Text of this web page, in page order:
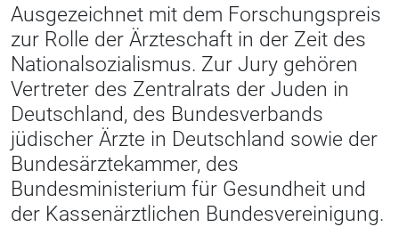
Ausgezeichnet mit dem Forschungspreis
zur Rolle der Ärzteschaft in der Zeit des
Nationalsozialismus. Zur Jury gehören
Vertreter des Zentralrats der Juden in
Deutschland, des Bundesverbands
jüdischer Ärzte in Deutschland sowie der
Bundesärztekammer, des
Bundesministerium für Gesundheit und
der Kassenärztlichen Bundesvereinigung.